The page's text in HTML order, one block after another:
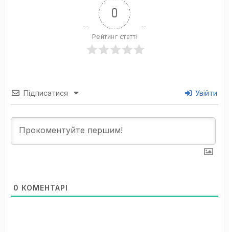
0
Рейтинг статті
Підписатися Увійти
0 КОМЕНТАРІ